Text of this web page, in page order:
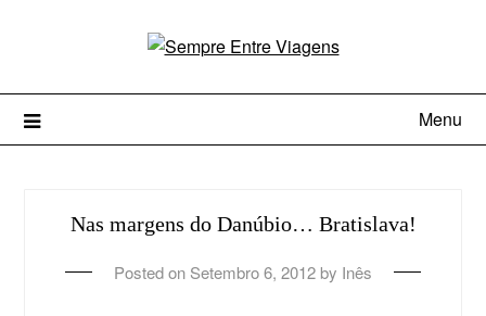
Menu
Nas margens do Danúbio… Bratislava!
Posted on Setembro 6, 2012 by Inês